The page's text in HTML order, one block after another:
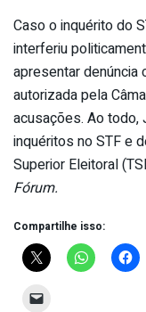
Caso o inquérito do
interferiu
apresentar denúncia
autorizada pela
acusações. Ao todo,
inquéritos no STF e
Superior Eleitoral
Fórum.
Compartilhe isso: